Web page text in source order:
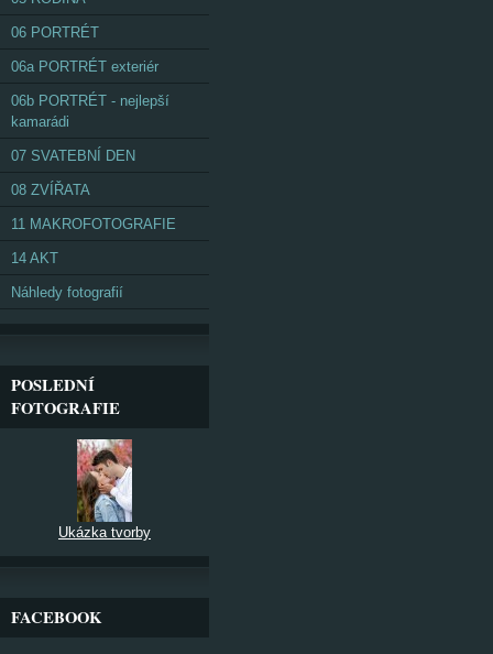
06 PORTRÉT
06a PORTRÉT exteriér
06b PORTRÉT - nejlepší
kamarádi
07 SVATEBNÍ DEN
08 ZVÍŘATA
11 MAKROFOTOGRAFIE
14 AKT
Náhledy fotografií
POSLEDNÍ
FOTOGRAFIE
Ukázka tvorby
FACEBOOK